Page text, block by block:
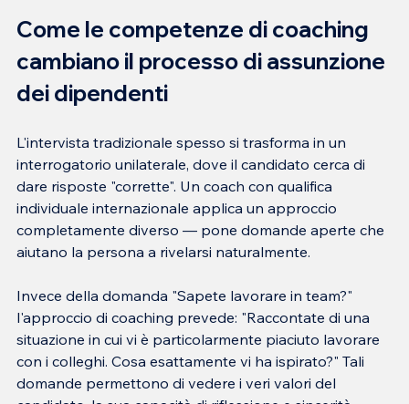
Come le competenze di coaching
cambiano il processo di assunzione
dei dipendenti
L'intervista tradizionale spesso si trasforma in un
interrogatorio unilaterale, dove il candidato cerca di
dare risposte "corrette". Un coach con qualifica
individuale internazionale applica un approccio
completamente diverso — pone domande aperte che
Invece della domanda "Sapete lavorare in team?"
l'approccio di coaching prevede: "Raccontate di una
situazione in cui vi è particolarmente piaciuto lavorare
con i colleghi. Cosa esattamente vi ha ispirato?" Tali
domande permettono di vedere i veri valori del